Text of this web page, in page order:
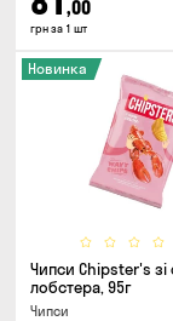
,00
грн за 1 шт
Новинка
Чипси Chipster's
лобстера, 95г
Чипси